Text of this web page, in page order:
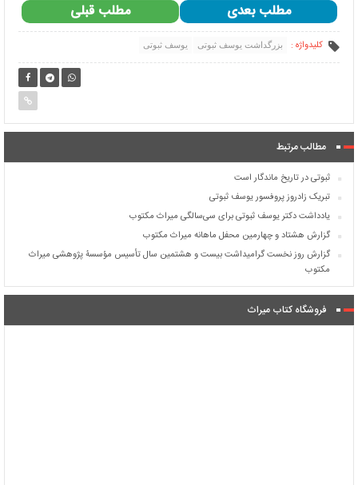
مطلب قبلی مطلب بعدی
کلیدواژه : بزرگداشت یوسف ثبوتی یوسف ثبوتی
مطالب مرتبط
ثبوتی در تاریخ ماندگار است
تبریک زادروز پروفسور یوسف ثبوتی
یادداشت دکتر یوسف ثبوتی برای سی‌سالگی میراث مکتوب
گزارش هشتاد و چهارمین محفل ماهانه میراث مکتوب
گزارش روز نخست گرامیداشت بیست و هشتمین سال تأسیس مؤسسۀ پژوهشی میراث
مکتوب
فروشگاه کتاب میراث